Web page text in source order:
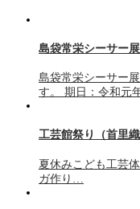
島袋常栄シーサー展
島袋常栄シーサー
す。 期日：令和元
工芸館祭り（首里織
夏休みこども工芸
ガ作り…